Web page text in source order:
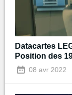
Datacartes
Position des
08 avr 2022